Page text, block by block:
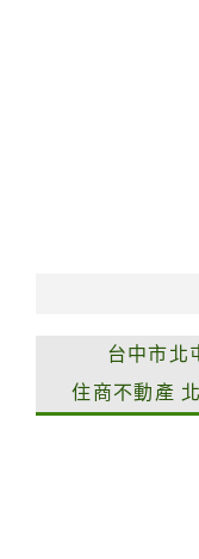
台中市北
住商不動產